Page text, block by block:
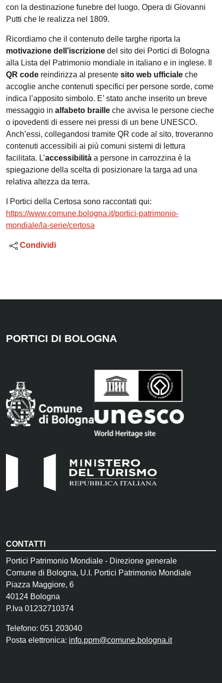
con la destinazione funebre del luogo. Opera di Giovanni
Putti che le realizza nel 1809.
Ricordiamo che il contenuto delle targhe riporta la
motivazione dell’iscrizione del sito dei Portici di Bologna
alla Lista del Patrimonio mondiale in italiano e in inglese. Il
QR code reindirizza al presente sito web ufficiale che
accoglie anche contenuti specifici per persone sorde, come
indica l’apposito simbolo. E’ stato anche inserito un breve
messaggio in alfabeto braille che avvisa le persone cieche
o ipovedenti di essere nei pressi di un bene UNESCO.
Anch’essi, collegandosi tramite QR code al sito, troveranno
contenuti accessibili ai più comuni sistemi di lettura
facilitata. L’accessibilità a persone in carrozzina è la
spiegazione della scelta di posizionare la targa ad una
relativa altezza da terra.
I Portici della Certosa sono raccontati qui:
https://www.comune.bologna.it/portici-patrimonio-
mondiale/la-serie/certosa
Condividi
PORTICI DI BOLOGNA
CONTATTI
Portici Patrimonio Mondiale - Direzione generale
Comune di Bologna, U.I. Portici Patrimonio Mondiale
Piazza Maggiore, 6
40124 Bologna
P.Iva 01232710374
Telefono: 051 203040
Posta elettronica: info.ppm@comune.bologna.it